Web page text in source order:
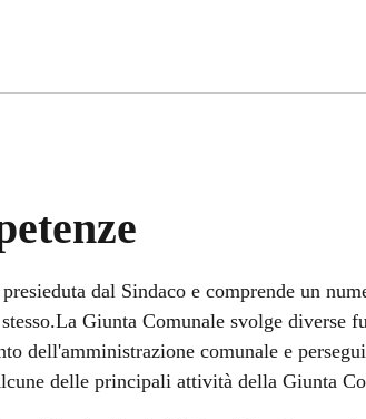
dal Sindaco e comprende un
Giunta Comunale svolge diverse
dell'amministrazione comunale e
delle principali attività della Giunta